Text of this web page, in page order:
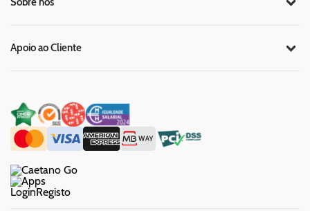
Apoio ao Cliente
LoginRegisto